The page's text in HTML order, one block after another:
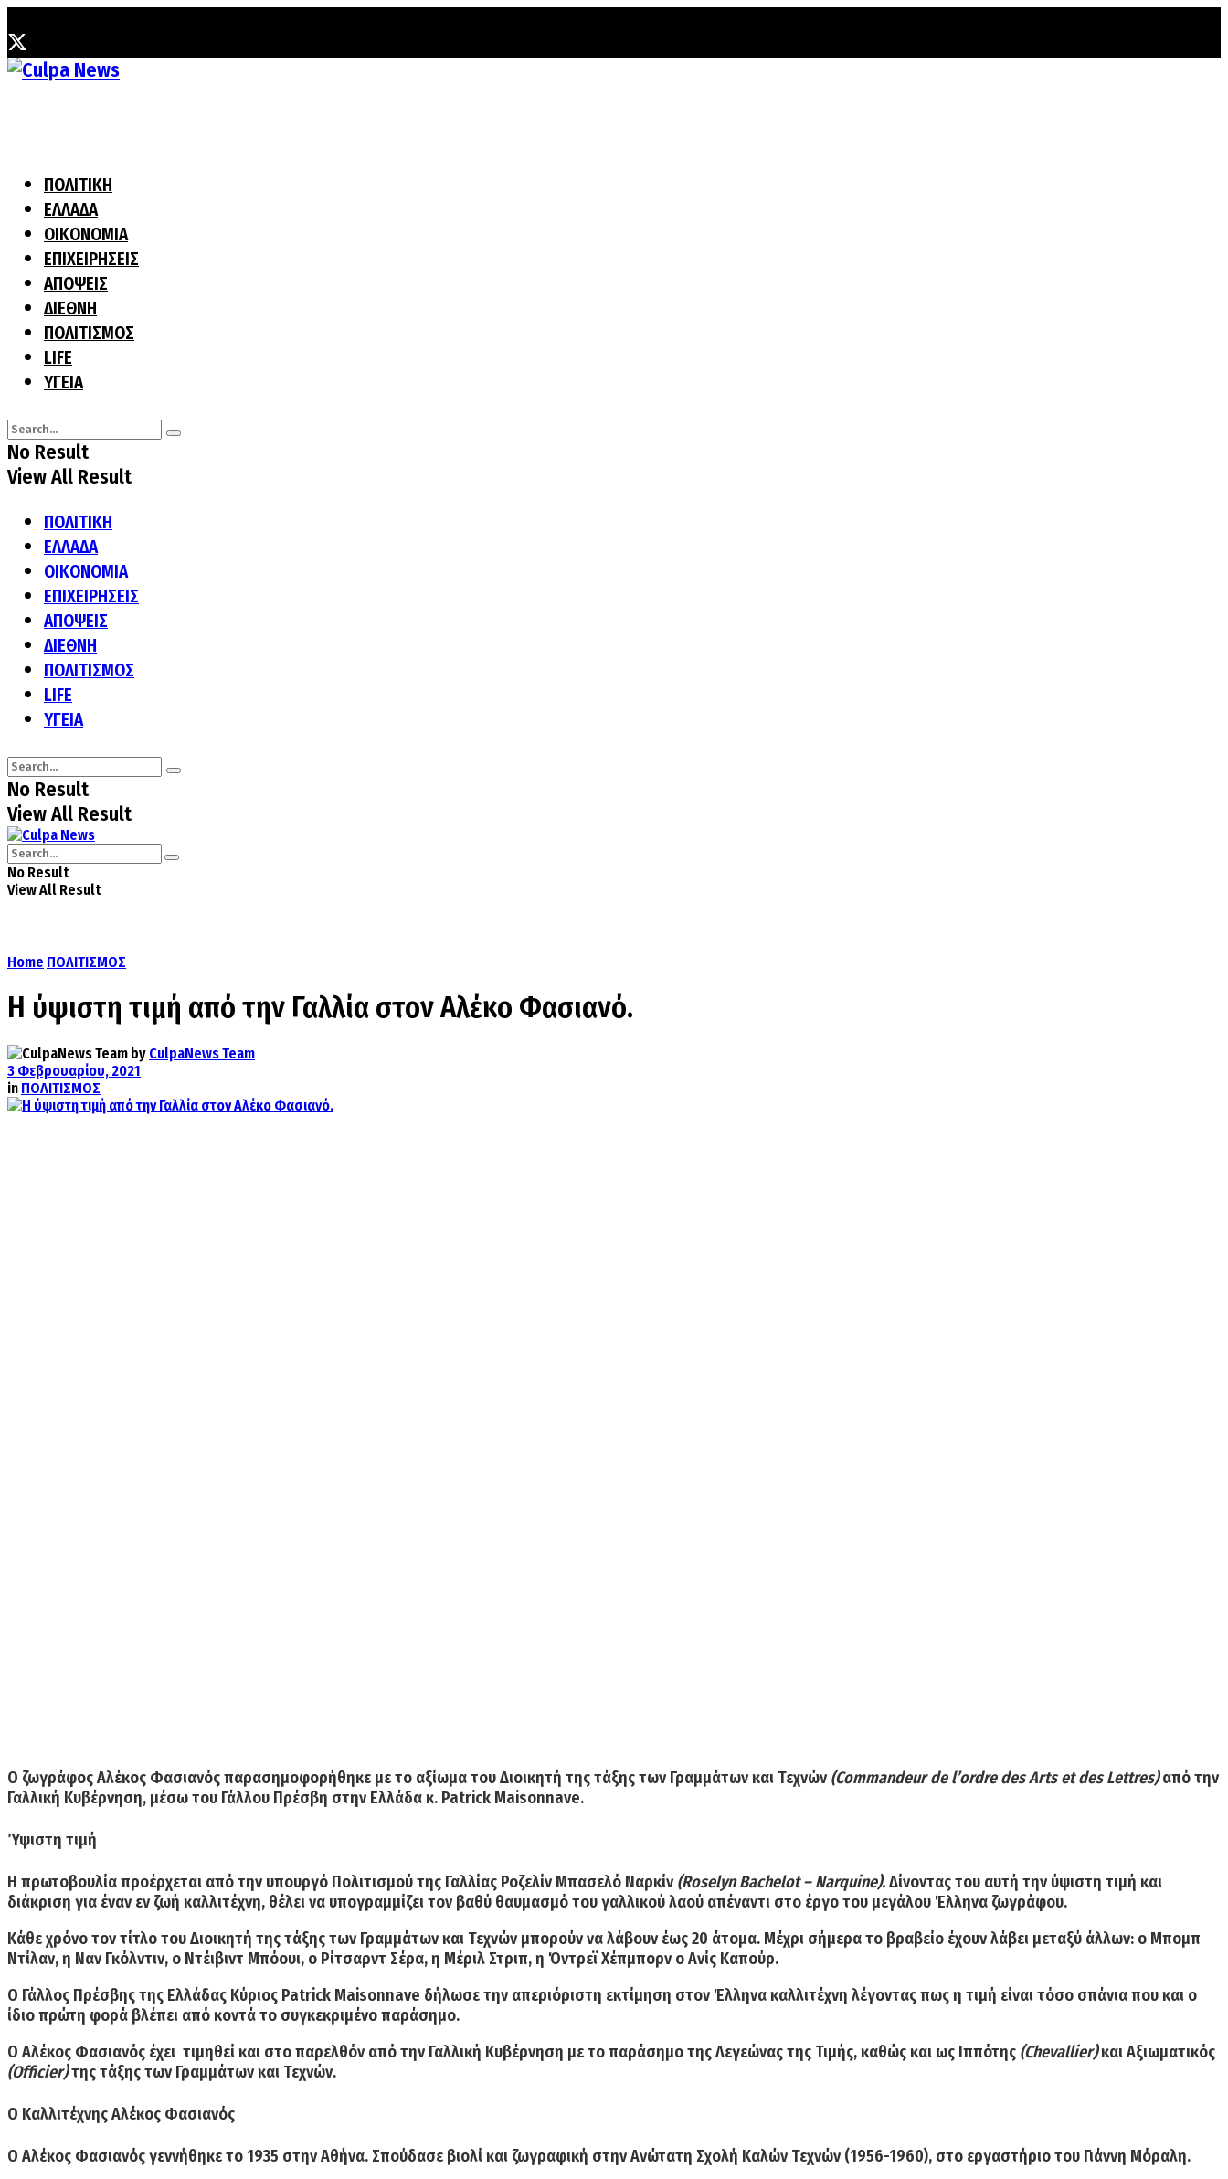
ΠΟΛΙΤΙΚΗ
ΕΛΛΑΔΑ
ΟΙΚΟΝΟΜΙΑ
ΕΠΙΧΕΙΡΗΣΕΙΣ
ΑΠΟΨΕΙΣ
ΔΙΕΘΝΗ
ΠΟΛΙΤΙΣΜΟΣ
LIFE
ΥΓΕΙΑ
No Result
View All Result
ΠΟΛΙΤΙΚΗ
ΕΛΛΑΔΑ
ΟΙΚΟΝΟΜΙΑ
ΕΠΙΧΕΙΡΗΣΕΙΣ
ΑΠΟΨΕΙΣ
ΔΙΕΘΝΗ
ΠΟΛΙΤΙΣΜΟΣ
LIFE
ΥΓΕΙΑ
No Result
View All Result
No Result
View All Result
Home ΠΟΛΙΤΙΣΜΟΣ
Η ύψιστη τιμή από την Γαλλία στον Αλέκο Φασιανό.
by CulpaNews Team
3 Φεβρουαρίου, 2021
in ΠΟΛΙΤΙΣΜΟΣ
Ο ζωγράφος Αλέκος Φασιανός παρασημοφορήθηκε με το αξίωμα του Διοικητή της τάξης των Γραμμάτων και Τεχνών (Commandeur de l’ordre des Arts et des Lettres)από την
Γαλλική Κυβέρνηση, μέσω του Γάλλου Πρέσβη στην Ελλάδα κ. Patrick Maisonnave.
Ύψιστη τιμή
Η πρωτοβουλία προέρχεται από την υπουργό Πολιτισμού της Γαλλίας Ροζελίν Μπασελό Ναρκίν (Roselyn Bachelot – Narquine).Δίνοντας του αυτή την ύψιστη τιμή και
διάκριση για έναν εν ζωή καλλιτέχνη, θέλει να υπογραμμίζει τον βαθύ θαυμασμό του γαλλικού λαού απέναντι στο έργο του μεγάλου Έλληνα ζωγράφου.
Κάθε χρόνο τον τίτλο του Διοικητή της τάξης των Γραμμάτων και Τεχνών μπορούν να λάβουν έως 20 άτομα. Μέχρι σήμερα το βραβείο έχουν λάβει μεταξύ άλλων: ο Μπομπ
Ντίλαν, η Ναν Γκόλντιν, ο Ντέιβιντ Μπόουι, ο Ρίτσαρντ Σέρα, η Μέριλ Στριπ, η Όντρεϊ Χέπμπορν o Ανίς Καπούρ.
Ο Γάλλος Πρέσβης της Ελλάδας Κύριος Patrick Maisonnave δήλωσε την απεριόριστη εκτίμηση στον Έλληνα καλλιτέχνη λέγοντας πως η τιμή είναι τόσο σπάνια που και ο
ίδιο πρώτη φορά βλέπει από κοντά το συγκεκριμένο παράσημο.
Ο Αλέκος Φασιανός έχει τιμηθεί και στο παρελθόν από την Γαλλική Κυβέρνηση με το παράσημο της Λεγεώνας της Τιμής, καθώς και ως Ιππότης (Chevallier)και Αξιωματικός
(Officier)της τάξης των Γραμμάτων και Τεχνών.
Ο Καλλιτέχνης Αλέκος Φασιανός
O Αλέκος Φασιανός γεννήθηκε το 1935 στην Αθήνα. Σπούδασε βιολί και ζωγραφική στην Ανώτατη Σχολή Καλών Τεχνών (1956-1960), στο εργαστήριο του Γιάννη Μόραλη.